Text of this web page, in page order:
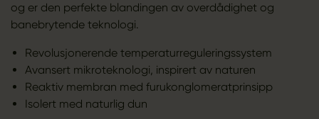
og er den perfekte blandingen av overdådighet og
banebrytende teknologi.
Revolusjonerende temperaturreguleringssystem
Avansert mikroteknologi, inspirert av naturen
Reaktiv membran med furukonglomeratprinsipp
Isolert med naturlig dun